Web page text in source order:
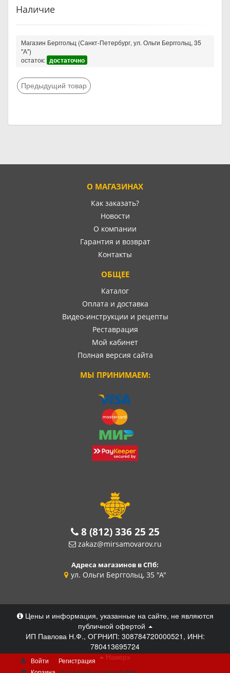
Наличие
Магазин Берггольц (Санкт-Петербург, ул. Ольги Берггольц, 35
"А")
остаток: достаточно
Предыдущий товар
О МАГАЗИНАХ
Как заказать?
Новости
О компании
Гарантия и возврат
Контакты
ОБЩЕЕ
Каталог
Оплата и доставка
Видео-инструкции и рецепты
Реставрация
Мой кабинет
Полная версия сайта
МЫ ПРИНИМАЕМ:
8 (812) 336 25 25
zakaz@mirsamovarov.ru
Адреса магазинов в СПб:
ул. Ольги Берггольц, 35 "А"
Цены и информация, указанные на сайте, не являются
публичной офертой
ИП Павлова Н.Ф., ОГРНИП: 308784720000521, ИНН:
780413695724
Наверх
Войти
Регистрация